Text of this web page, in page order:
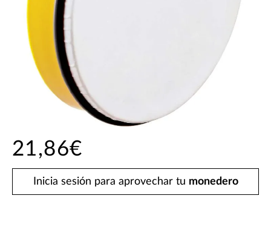
21,86€
Inicia sesión para aprovechar tu monedero